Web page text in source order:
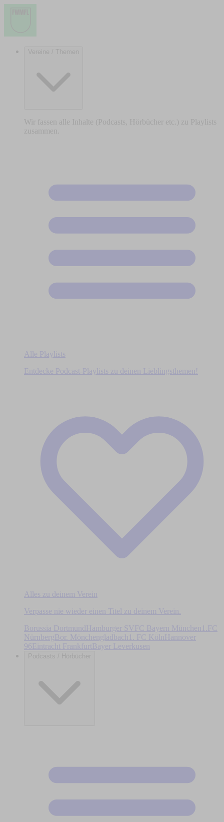
Vereine / Themen
Wir fassen alle Inhalte (Podcasts, Hörbücher etc.) zu Playlists
zusammen.
Alle Playlists
Entdecke Podcast-Playlists zu deinen Lieblingsthemen!
Alles zu deinem Verein
Verpasse nie wieder einen Titel zu deinem Verein.
Borussia DortmundHamburger SV FC Bayern München
1.FC
Nürnberg Bor. Mönchengladbach 1. FC Köln
Hannover
96Eintracht Frankfurt Bayer Leverkusen
Podcasts / Hörbücher